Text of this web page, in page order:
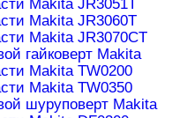
Makita JR3051T
Makita JR3060T
Makita JR3070CT
гайковерт Makita
Makita TW0200
Makita TW0350
шуруповерт Makita